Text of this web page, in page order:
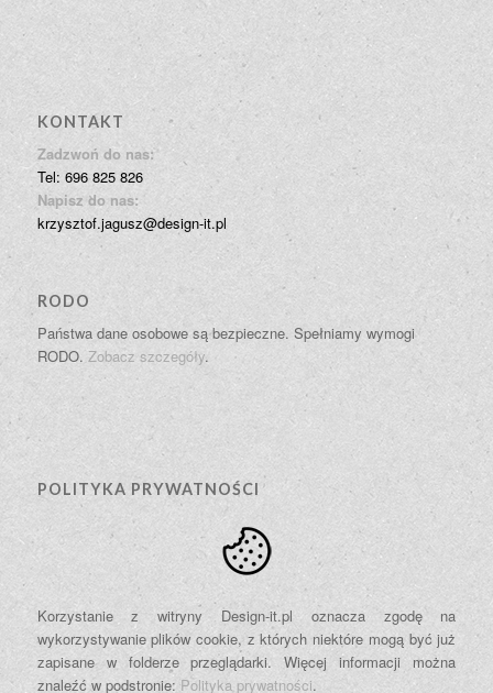
KONTAKT
Zadzwoń do nas:
Tel: 696 825 826
Napisz do nas:
krzysztof.jagusz@design-it.pl
RODO
Państwa dane osobowe są bezpieczne. Spełniamy wymogi
RODO. Zobacz szczegóły.
POLITYKA PRYWATNOŚCI
Korzystanie z witryny Design-it.pl oznacza zgodę na
wykorzystywanie plików cookie, z których niektóre mogą być już
zapisane w folderze przeglądarki. Więcej informacji można
znaleźć w podstronie:Polityka prywatności.